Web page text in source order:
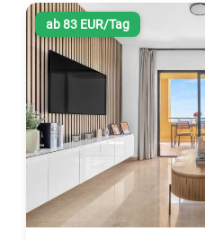
ab 83 EUR/Tag